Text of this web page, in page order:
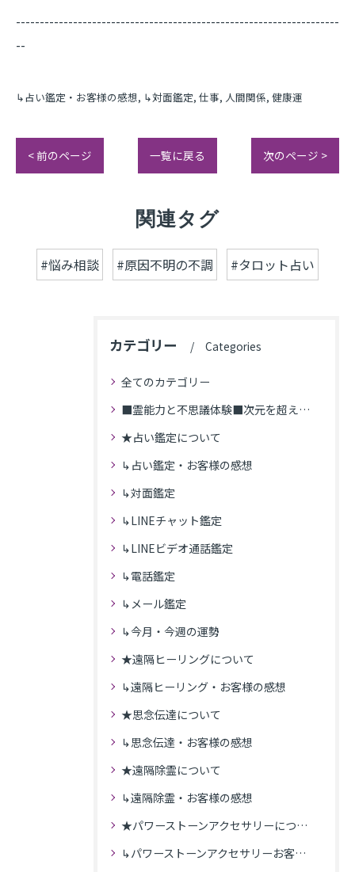
--------------------------------------------------------------------
--
↳占い鑑定・お客様の感想 ↳対面鑑定 仕事 人間関係 健康運
< 前のページ 一覧に戻る 次のページ >
関連タグ
#悩み相談 #原因不明の不調 #タロット占い
カテゴリー Categories
全てのカテゴリー
■霊能力と不思議体験■次元を超えた体験
★占い鑑定について
↳占い鑑定・お客様の感想
↳対面鑑定
↳LINEチャット鑑定
↳LINEビデオ通話鑑定
↳電話鑑定
↳メール鑑定
↳今月・今週の運勢
★遠隔ヒーリングについて
↳遠隔ヒーリング・お客様の感想
★思念伝達について
↳思念伝達・お客様の感想
★遠隔除霊について
↳遠隔除霊・お客様の感想
★パワーストーンアクセサリーについて
↳パワーストーンアクセサリーお客様の発送商品一覧